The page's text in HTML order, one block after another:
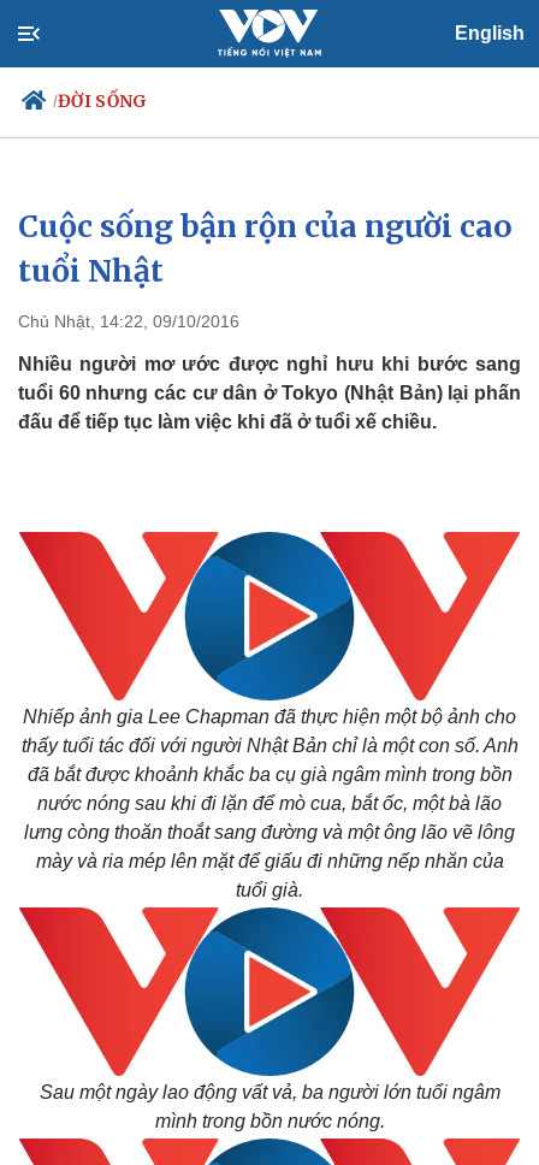
English
/ĐỜI SỐNG
Chính trị
Đảng
Tổ chức nhân sự
Nhận diện sự thật
Xã hội
Việc làm
Biển đảo
Cuộc sống bận rộn của người cao
tuổi Nhật
Chủ Nhật, 14:22, 09/10/2016
Nhiều người mơ ước được nghỉ hưu khi bước sang
tuổi 60 nhưng các cư dân ở Tokyo (Nhật Bản) lại phấn
đấu để tiếp tục làm việc khi đã ở tuổi xế chiều.
Nhiếp ảnh gia Lee Chapman đã thực hiện một bộ ảnh cho
thấy tuổi tác đối với người Nhật Bản chỉ là một con số. Anh
đã bắt được khoảnh khắc ba cụ già ngâm mình trong bồn
nước nóng sau khi đi lặn để mò cua, bắt ốc, một bà lão
lưng còng thoăn thoắt sang đường và một ông lão vẽ lông
mày và ria mép lên mặt để giấu đi những nếp nhăn của
tuổi già.
Sau một ngày lao động vất vả, ba người lớn tuổi ngâm
mình trong bồn nước nóng.